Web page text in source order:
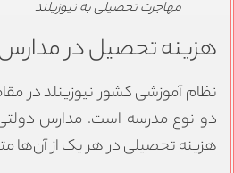
مهاجرت تحصیلی به نیوزیلند
تحصیل در مدارس
آموزشی کشور نیوزینلد در مقاطع
نوع مدرسه است. مدارس
تحصیلی در هر یک از آن‌ها